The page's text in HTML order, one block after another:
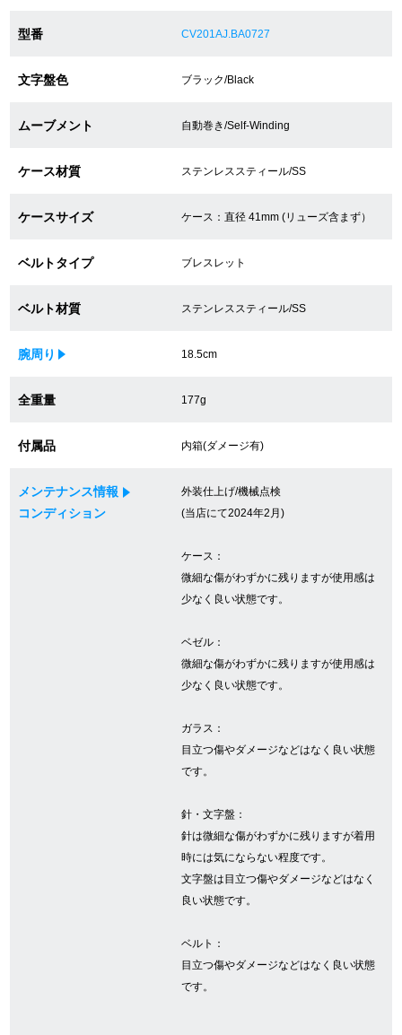
店舗取り寄せサービス
買取・下取りをご希望の方
買取・下取りはこちら
買取専門サロン
修理・メンテナンスをご希望の方
修理・メンテンナンスについて
GINZA RASINについて
GINZA RASINの中古腕時計について
店舗情報
型番 CV201AJ.BA0727
文字盤色 ブラック/Black
ムーブメント 自動巻き/Self-Winding
ケース材質 ステンレススティール/SS
ケースサイズ ケース：直径 41mm (リューズ含まず）
ベルトタイプ ブレスレット
ベルト材質 ステンレススティール/SS
腕周り 18.5cm
全重量 177g
付属品 内箱(ダメージ有)
メンテナンス情報
コンディション
外装仕上げ/機械点検
(当店にて2024年2月)
ケース：
微細な傷がわずかに残りますが使用感は
少なく良い状態です。
ベゼル：
微細な傷がわずかに残りますが使用感は
少なく良い状態です。
ガラス：
目立つ傷やダメージなどはなく良い状態
です。
針・文字盤：
針は微細な傷がわずかに残りますが着用
時には気にならない程度です。
文字盤は目立つ傷やダメージなどはなく
良い状態です。
ベルト：
目立つ傷やダメージなどはなく良い状態
です。